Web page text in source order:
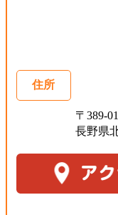
住所
〒389-
長野県